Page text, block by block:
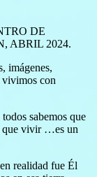
DE
ABRIL 2024.
imágenes,
vivimos con
sabemos que
que vivir …es un
realidad fue Él